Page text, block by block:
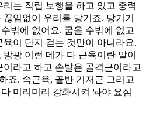
는 직립 보행을 하고 있고 중력
임없이 우리를 당기죠. 당기기
밖에 없어요. 굽을 수밖에 없고
이 단지 걷는 것만이 아니라요.
광 이런 데가 다 근육이란 말이
라고 하고 손발은 골격근이라고
죠. 속근육, 골반 기저근 그리고
미리미리 강화시켜 놔야 요심